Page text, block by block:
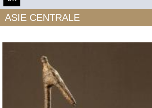
ASIE CENTRALE